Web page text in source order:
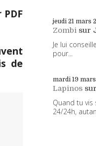
de
jeudi 21 mars
Zombi sur
Je lui
pour...
mardi 19
Lapinos sur
Quand tu
24/24h,